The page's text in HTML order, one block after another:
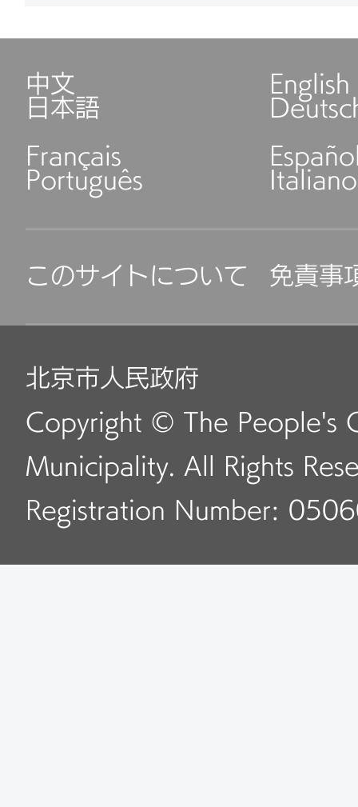
住所：海淀区西四環北
2階海淀区人材サービス
業務時間：平日9:00～
4. 順義区人力資源社会
住所：順義区倉上街16
階東ロビー）
業務時間：平日9:00～
お問い合わせ電話：
2. 手数料
無料です。
中文 English
日本語
Français
Português Italiano
このサイトについて 免責事
北京市人民政府
Copyright © The People's
Municipality. All Rights
Registration Number: